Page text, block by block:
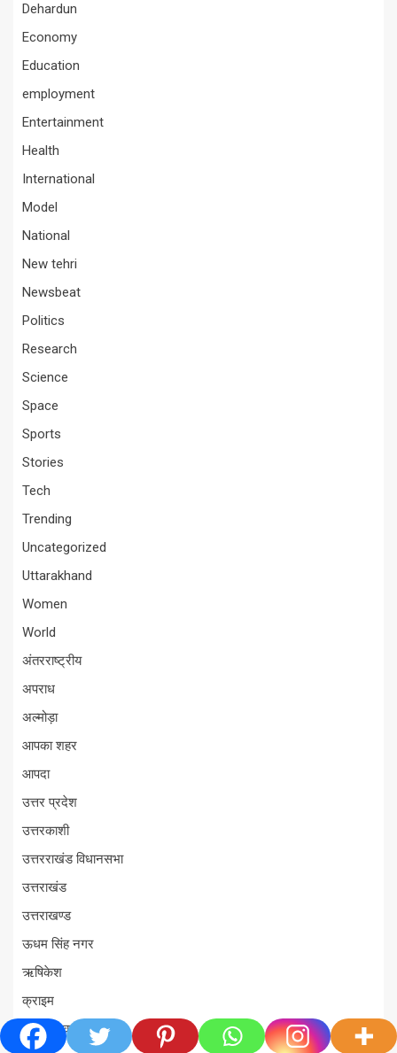
Dehardun
Economy
Education
employment
Entertainment
Health
International
Model
National
New tehri
Newsbeat
Politics
Research
Science
Space
Sports
Stories
Tech
Trending
Uncategorized
Uttarakhand
Women
World
अंतरराष्ट्रीय
अपराध
अल्मोड़ा
आपका शहर
आपदा
उत्तर प्रदेश
उत्तरकाशी
उत्तरराखंड विधानसभा
उत्तराखंड
उत्तराखण्ड
ऊधम सिंह नगर
ऋषिकेश
क्राइम
खबर हटकर